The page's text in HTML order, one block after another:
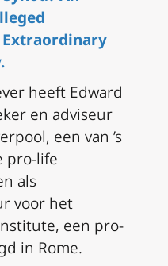
heeft Edward
en adviseur
een van ’s
pro-life
als
voor het
een pro-
in Rome.